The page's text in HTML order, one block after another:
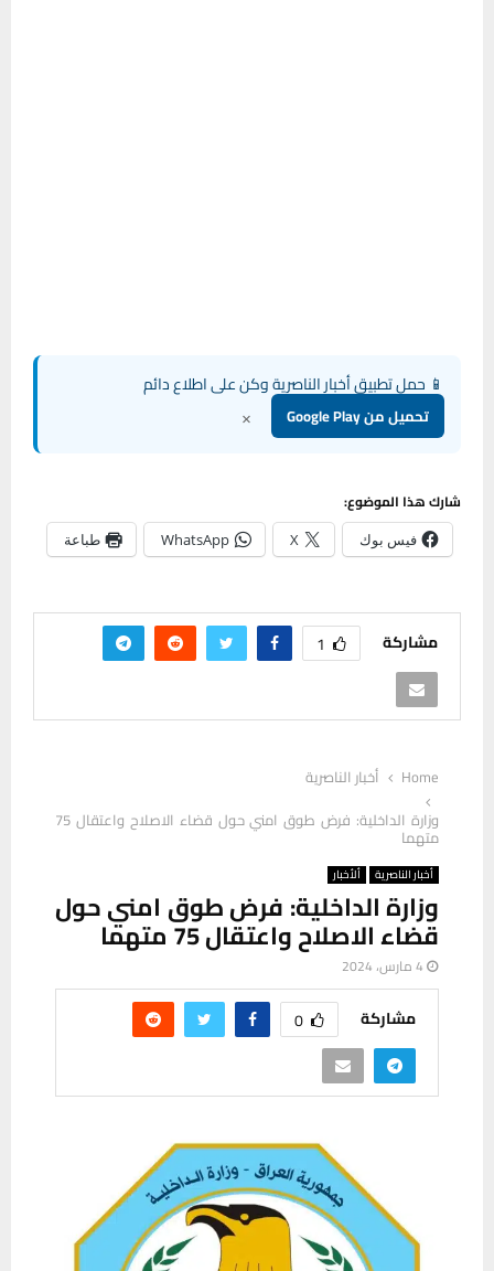
📱 حمل تطبيق أخبار الناصرية وكن على اطلاع دائم
تحميل من Google Play ×
شارك هذا الموضوع:
فيس بوك X
WhatsApp طباعة
مشاركة 1
Home
أخبار الناصرية
وزارة الداخلية: فرض طوق امني حول قضاء الاصلاح واعتقال 75
متهما
أخبار الناصرية ألأخبار
وزارة الداخلية: فرض طوق امني حول
قضاء الاصلاح واعتقال 75 متهما
4 مارس، 2024
مشاركة 0